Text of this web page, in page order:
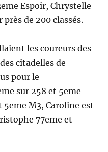
Espoir, Chrystelle
près de 200 classés.
les coureurs des
citadelles de
pour le
sur 258 et 5eme
M3, Caroline est
77eme et